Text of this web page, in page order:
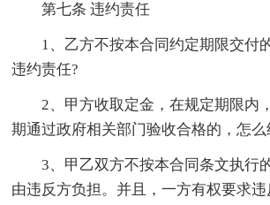
第七条 违约责任
1、乙方不按本合同约定期限交付
违约责任?
2、甲方收取定金，在规定期限内
期通过政府相关部门验收合格的，怎么
3、甲乙双方不按本合同条文执行
由违反方负担。并且，一方有权要求